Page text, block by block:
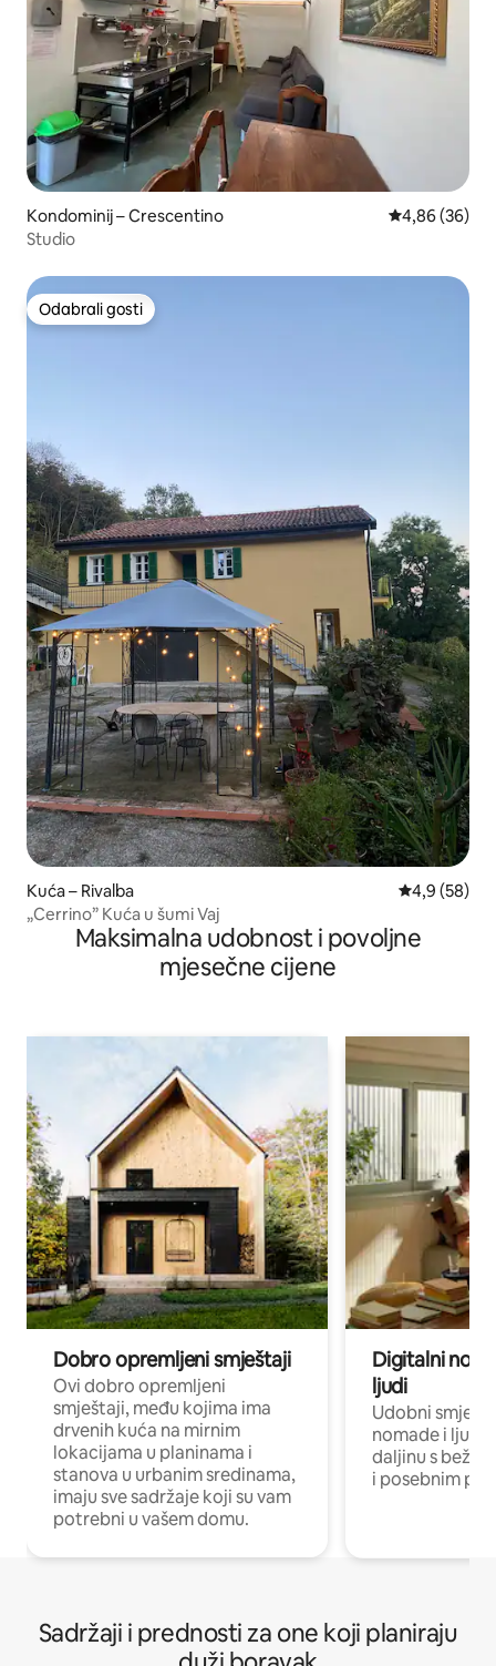
Kondominij – Crescentino Prosječna
4,86 (36)
Studio
Odabrali gosti
Odabrali gosti
Kuća – Rivalba Prosječna
4,9 (58)
„Cerrino” Kuća u šumi Vaj
Maksimalna udobnost i povoljne
mjesečne cijene
Dobro opremljeni smještaji
Ovi dobro opremljeni
smještaji, među kojima ima
drvenih kuća na mirnim
lokacijama u planinama i
stanova u urbanim sredinama,
imaju sve sadržaje koji su vam
potrebni u vašem domu.
Digitalni
ljudi
Udobni
nomade i ljude
daljinu s
i posebnim
Sadržaji i prednosti za one koji planiraju